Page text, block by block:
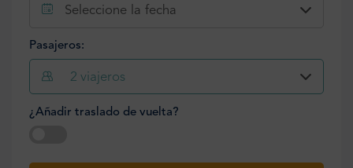
Seleccione la fecha
Pasajeros:
2 viajeros
¿Añadir traslado de vuelta?